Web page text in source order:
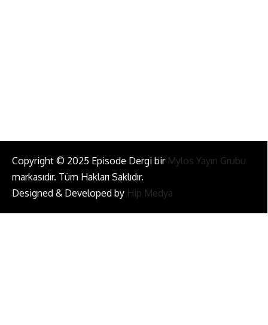
Copyright © 2025 Episode Dergi bir Mylos Yayın Grubu
markasıdır. Tüm Hakları Saklıdır.
Designed & Developed by Hip Medya